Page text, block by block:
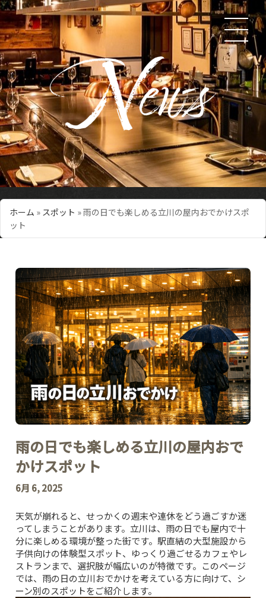
ホーム » スポット »雨の日でも楽しめる立川の屋内おでかけスポ
ット
雨の日でも楽しめる立川の屋内おで
かけスポット
6月 6, 2025
天気が崩れると、せっかくの週末や連休をどう過ごすか迷
ってしまうことがあります。立川は、雨の日でも屋内で十
分に楽しめる環境が整った街です。駅直結の大型施設から
子供向けの体験型スポット、ゆっくり過ごせるカフェやレ
ストランまで、選択肢が幅広いのが特徴です。このページ
では、雨の日の立川おでかけを考えている方に向けて、シ
ーン別のスポットをご紹介します。